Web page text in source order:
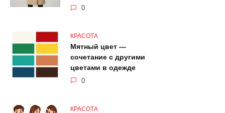
0
КРАСОТА
Мятный цвет —
сочетание с другими
цветами в одежде
0
КРАСОТА